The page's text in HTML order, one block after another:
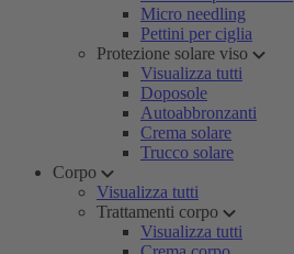
Micro needling
Pettini per ciglia
Protezione solare viso
Visualizza tutti
Doposole
Autoabbronzanti
Crema solare
Trucco solare
Corpo
Visualizza tutti
Trattamenti corpo
Visualizza tutti